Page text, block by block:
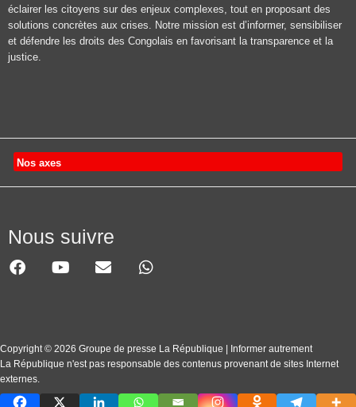
éclairer les citoyens sur des enjeux complexes, tout en proposant des
solutions concrètes aux crises. Notre mission est d’informer, sensibiliser
et défendre les droits des Congolais en favorisant la transparence et la
justice.
Nos axes
Nous suivre
Copyright © 2026 Groupe de presse La République | Informer autrement
La République n'est pas responsable des contenus provenant de sites Internet
externes.